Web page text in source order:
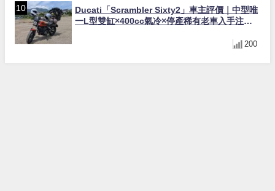
Ducati「Scrambler Sixty2」車主評價｜中型唯
一L型雙缸×400cc氣冷×停產稀有老車入手注意
200